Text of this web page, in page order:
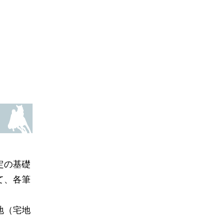
の基礎
、各筆
（宅地